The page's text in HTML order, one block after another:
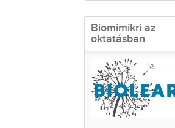
Biomimikri az
oktatásban